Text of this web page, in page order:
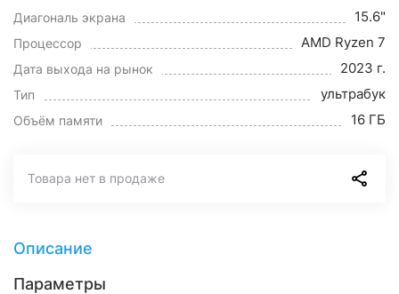
Диагональ экрана 15.6"
Процессор AMD Ryzen 7
Дата выхода на рынок 2023 г.
Тип ультрабук
Объём памяти 16 ГБ
Товара нет в продаже
Описание
Параметры